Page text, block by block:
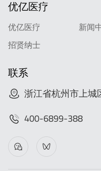
优亿医疗
优亿医疗 新闻
招贤纳士
联系
浙江省杭州市上城
400-6899-388